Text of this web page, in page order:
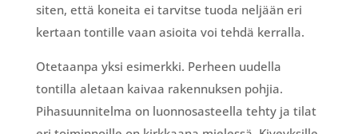
siten, että koneita ei tarvitse tuoda neljään eri
kertaan tontille vaan asioita voi tehdä kerralla.
Otetaanpa yksi esimerkki. Perheen uudella
tontilla aletaan kaivaa rakennuksen pohjia.
Pihasuunnitelma on luonnosasteella tehty ja tilat